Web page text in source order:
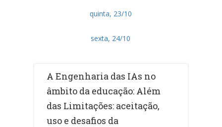
quinta, 23/10
sexta, 24/10
A Engenharia das IAs no
âmbito da educação: Além
das Limitações: aceitação,
uso e desafios da